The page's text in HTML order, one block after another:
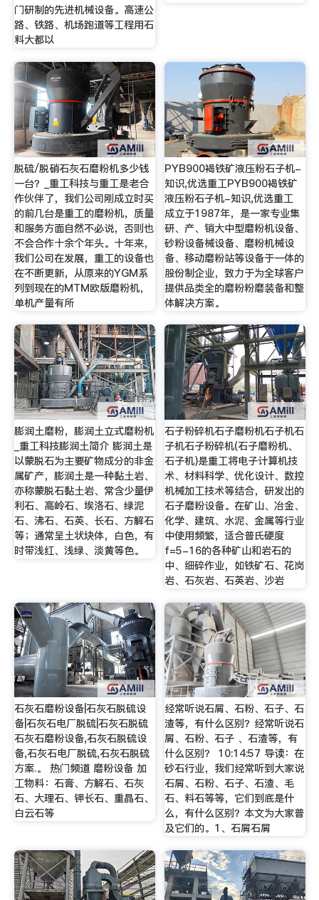
门研制的先进机械设备。高速公
路、铁路、机场跑道等工程用石
料大都以
脱硫/脱硝石灰石磨粉机多少钱
一台？_重工科技与重工是老合
作伙伴了，我们公司刚成立时买
的前几台是重工的磨粉机，质量
和服务方面自然不必说，否则也
不会合作十余个年头。十年来，
我们公司在发展，重工的设备也
在不断更新，从原来的YGM系
列到现在的MTM欧版磨粉机，
单机产量有所
PYB900褐铁矿液压粉石子机-
知识,优选重工PYB900褐铁矿
液压粉石子机-知识,优选重工
成立于1987年，是一家专业集
研、产、销大中型磨粉机设备、
砂粉设备械设备、磨粉机械设
备、移动磨粉站等设备于一体的
股份制企业，致力于为全球客户
提供品类全的磨粉粉磨装备和整
体解决方案。
膨润土磨粉，膨润土立式磨粉机
_重工科技膨润土简介 膨润土是
以蒙脱石为主要矿物成分的非金
属矿产，膨润土是一种黏土岩、
亦称蒙脱石黏土岩、常含少量伊
利石、高岭石、埃洛石、绿泥
石、沸石、石英、长石、方解石
等；通常呈土状块体，白色，有
时带浅红、浅绿、淡黄等色。
石子粉碎机石子磨粉机石子机石
子机石子粉碎机(石子磨粉机、
石子机)是重工将电子计算机技
术、材料科学、优化设计、数控
机械加工技术等结合，研发出的
石子磨粉设备。在矿山、冶金、
化学、建筑、水泥、金属等行业
中使用频繁，适合普氏硬度
f=5-16的各种矿山和岩石的
中、细碎作业，如铁矿石、花岗
岩、石灰岩、石英岩、沙岩
石灰石磨粉设备|石灰石脱硫设
备|石灰石电厂脱硫|石灰石脱硫
石灰石磨粉设备,石灰石脱硫设
备,石灰石电厂脱硫,石灰石脱硫
方案.。 热门频道 磨粉设备 加
工物料：石膏、方解石、石灰
石、大理石、钾长石、重晶石、
白云石等
经常听说石屑、石粉、石子、石
渣等，有什么区别？经常听说石
屑、石粉、石子 、石渣等，有
什么区别？ 10:14:57 导读：在
砂石行业，我们经常听到大家说
石屑、石粉、石子、石渣、毛
石、料石等等，它们到底是什
么，有什么区别？本文为大家普
及它们的。1、石屑石屑